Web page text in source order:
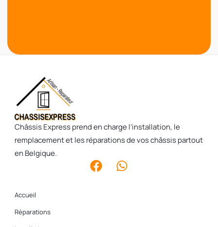
Châssis Express prend en charge l’installation, le
remplacement et les réparations de vos châssis partout
en Belgique.
Accueil
Réparations